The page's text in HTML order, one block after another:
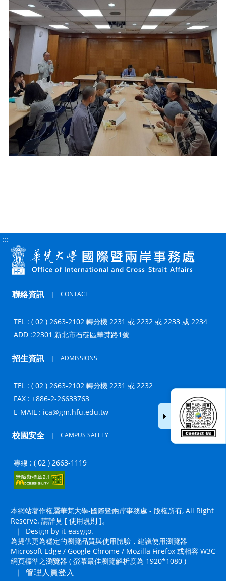
:::
聯絡資訊 ｜ CONTACT
TEL : ( 02 ) 2663-2102 轉分機 2231 或 2232 或 2233 或 2234
ADD :22301 新北市石碇區華梵路1號
招生資訊 ｜ ADMISSIONS
TEL : ( 02 ) 2663-2102 轉分機 2231 或 2232
FAX : +886-2-26633763
E-MAIL : ica@gm.hfu.edu.tw
校園安全 ｜ CAMPUS SAFETY
專線 : ( 02 ) 2663-1119
本網站著作權屬華梵大學-國際暨兩岸事務處 - 版權所有, All Right
Reserve. 請詳見 [ 使用規則 ]。
｜
Design by it-easygo.
為提供更為穩定的瀏覽品質與使用體驗，建議使用瀏覽器
Microsoft Edge / Google Chrome / Mozilla Firefox 或相容 W3C
網頁標準之瀏覽器 ( 螢幕最佳瀏覽解析度為 1920*1080 )
｜
管理人員登入